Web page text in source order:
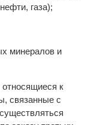
газа);
минералов и
к
связанные с